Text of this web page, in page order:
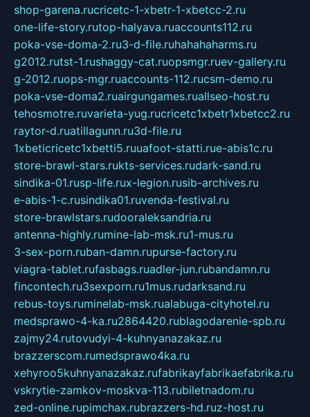
shop-garena.rucricetc-1-xbetr-1-xbetcc-2.ru
one-life-story.rutop-halyava.ruaccounts112.ru
poka-vse-doma-2.ru3-d-file.ruhahahaharms.ru
g2012.rutst-1.rushaggy-cat.ruopsmgr.ruev-gallery.ru
g-2012.ruops-mgr.ruaccounts-112.rucsm-demo.ru
poka-vse-doma2.ruairgungames.ruallseo-host.ru
tehosmotre.ruvarieta-yug.rucricetc1xbetr1xbetcc2.ru
raytor-d.ruatillagunn.ru3d-file.ru
1xbeticricetc1xbetti5.ruuafoot-statti.rue-abis1c.ru
store-brawl-stars.rukts-services.rudark-sand.ru
sindika-01.rusp-life.rux-legion.rusib-archives.ru
e-abis-1-c.rusindika01.ruvenda-festival.ru
store-brawlstars.rudooraleksandria.ru
antenna-highly.rumine-lab-msk.ru1-mus.ru
3-sex-porn.ruban-damn.rupurse-factory.ru
viagra-tablet.rufasbags.ruadler-jun.rubandamn.ru
fincontech.ru3sexporn.ru1mus.rudarksand.ru
rebus-toys.ruminelab-msk.rualabuga-cityhotel.ru
medsprawo-4-ka.ru2864420.rublagodarenie-spb.ru
zajmy24.rutovudyi-4-kuhnyanazakaz.ru
brazzerscom.rumedsprawo4ka.ru
xehyroo5kuhnyanazakaz.rufabrikayfabrikaefabrika.ru
vskrytie-zamkov-moskva-113.rubiletnadom.ru
zed-online.rupimchax.rubrazzers-hd.ruz-host.ru